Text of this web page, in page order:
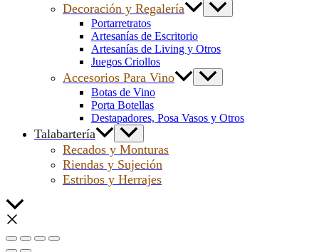
Decoración y Regalería
Portarretratos
Artesanías de Escritorio
Artesanías de Living y Otros
Juegos Criollos
Accesorios Para Vino
Botas de Vino
Porta Botellas
Destapadores, Posa Vasos y Otros
Talabartería
Recados y Monturas
Riendas y Sujeción
Estribos y Herrajes